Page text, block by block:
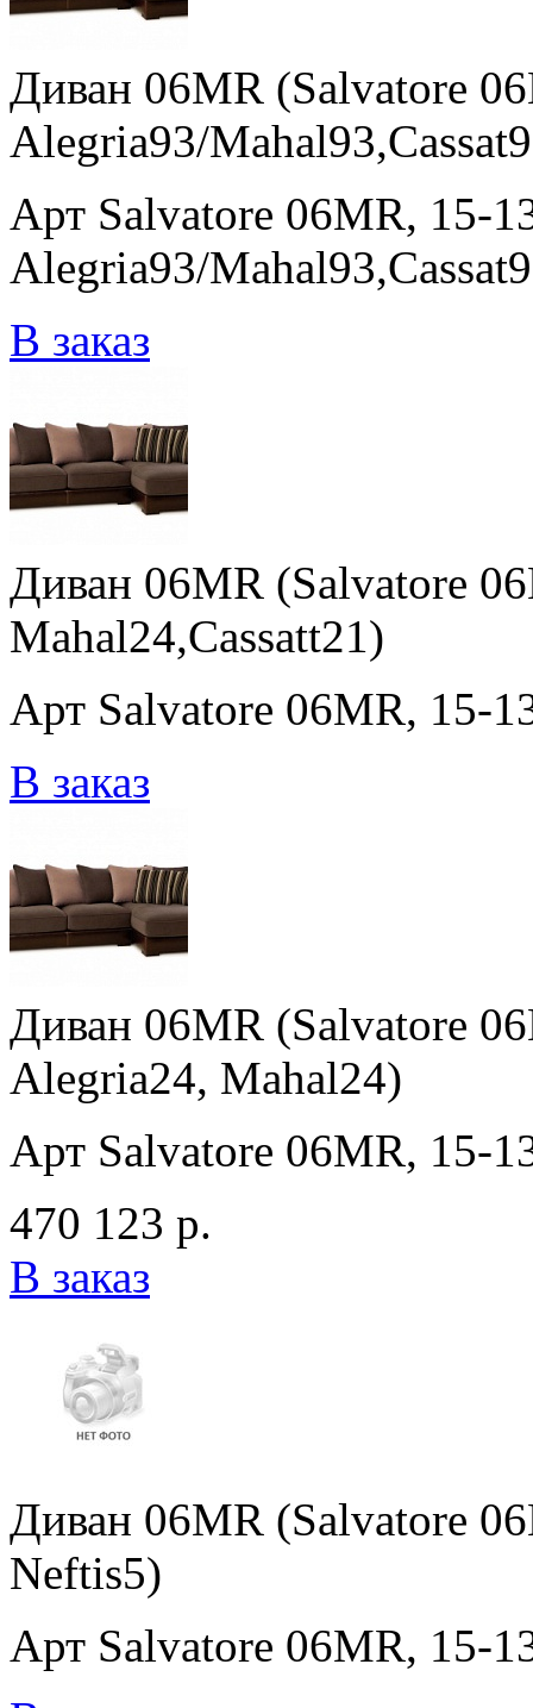
Диван 06MR (Salvatore
Alegria93/
Арт Salvatore 06MR, 15-
Alegria93/
В заказ
Диван 06MR (Salvatore
Mahal24,Cassatt21)
Арт Salvatore 06MR, 15-
В заказ
Диван 06MR (Salvatore
Alegria24, Mahal24)
Арт Salvatore 06MR, 15-
470 123 р.
В заказ
Диван 06MR (Salvatore
Neftis5)
Арт Salvatore 06MR, 15-